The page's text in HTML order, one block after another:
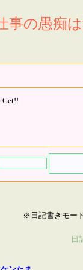
事の愚痴
※日記書きモー
日